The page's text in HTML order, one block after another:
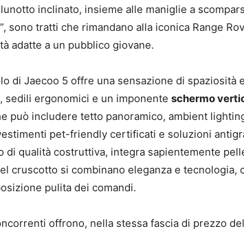
inclinato, insieme alle maniglie a
sono tratti che rimandano alla iconica Range
adatte a un pubblico giovane.
di Jaecoo 5 offre una sensazione di
sedili ergonomici e un imponente schermo
può includere tetto panoramico, ambient
pet-friendly certificati e soluzioni
di qualità costruttiva, integra sapientemente
cruscotto si combinano eleganza e tecnologia,
pulita dei comandi.
offrono, nella stessa fascia di prezzo